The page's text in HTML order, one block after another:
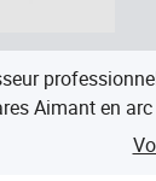
80 ºC
Aimant en arc
d'aimants